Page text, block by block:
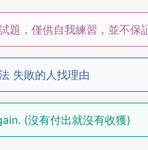
題，僅供自我練習，並不保
失敗的人找理由
(沒有付出就沒有收獲)